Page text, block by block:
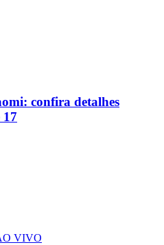
confira detalhes
17
VIVO